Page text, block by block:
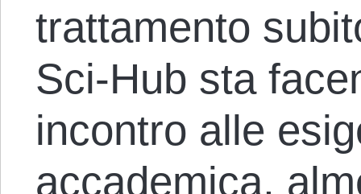
trattamento
Sci-Hub sta
incontro alle
accademica,